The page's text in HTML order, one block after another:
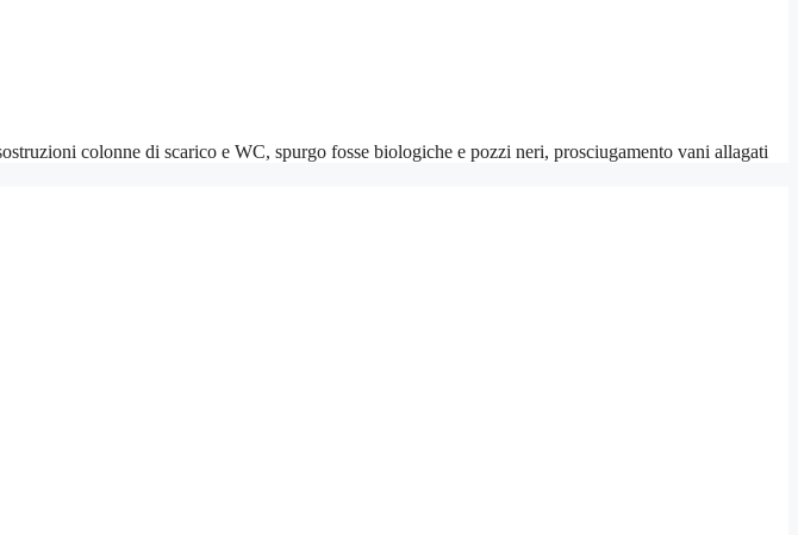
colonne di scarico e WC, spurgo fosse biologiche e pozzi neri, prosciugamento vani allagati